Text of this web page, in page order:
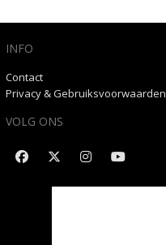
INFO
Contact
Privacy & Gebruiksvoorwaarden
VOLG ONS